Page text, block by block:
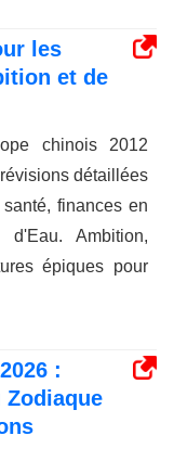
les
et de
chinois 2012
détaillées
finances en
Ambition,
épiques pour
:
Zodiaque